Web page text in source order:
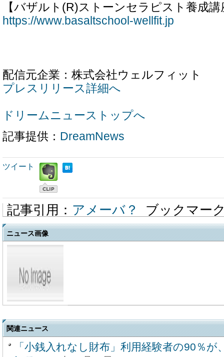
【バザルト(R)ストーンセラピスト養成
https://www.basaltschool-wellfit.jp
配信元企業：株式会社ウェルフィット
プレスリリース詳細へ
ドリームニューストップへ
記事提供： DreamNews
ツイート
記事引用： アメーバ？ ブックマー
ニュース画像
関連ニュース
「小銭入れなし財布」利用経験者の90％